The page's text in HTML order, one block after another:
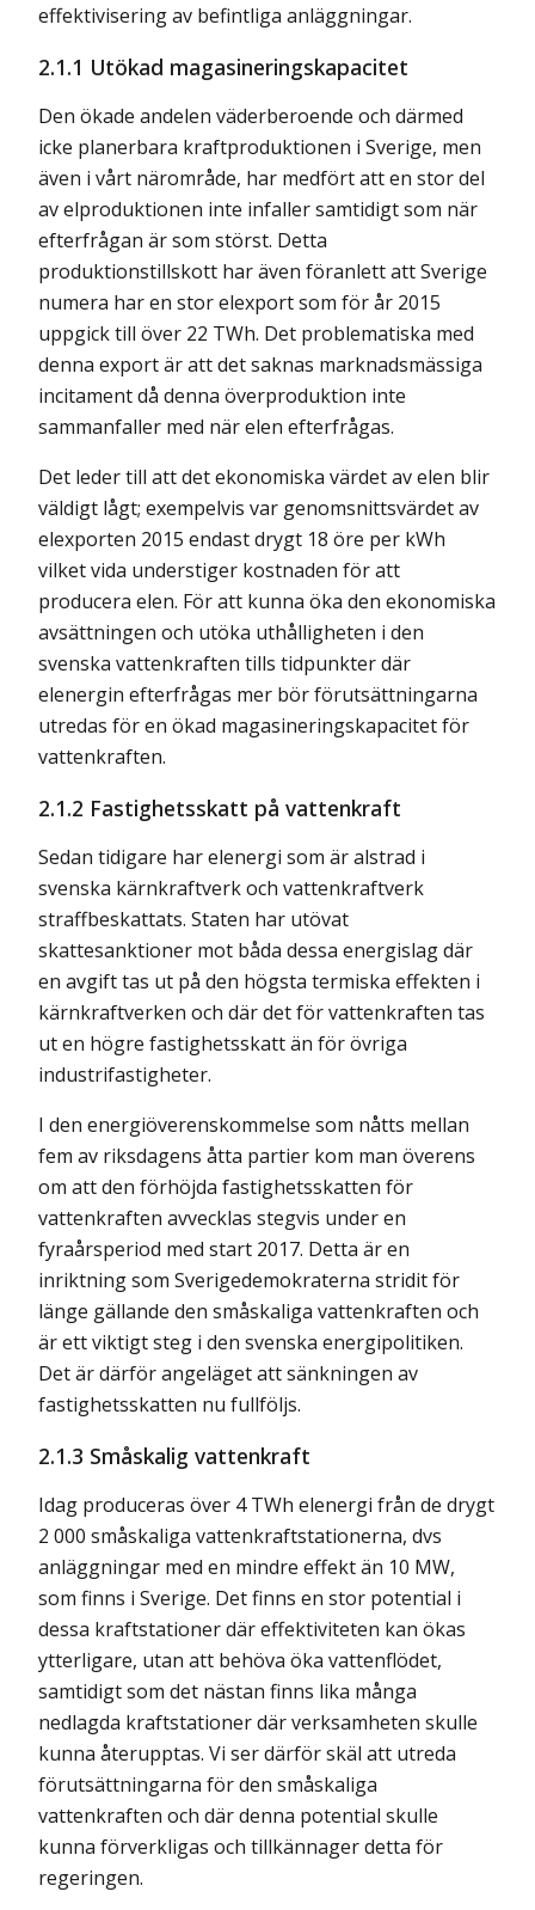
effektivisering av befintliga anläggningar.
2.1.1 Utökad magasineringskapacitet
Den ökade andelen väderberoende och därmed
icke planerbara kraftproduktionen i Sverige, men
även i vårt närområde, har medfört att en stor del
av elproduktionen inte infaller samtidigt som när
efterfrågan är som störst. Detta
produktionstillskott har även föranlett att Sverige
numera har en stor elexport som för år 2015
uppgick till över 22 TWh. Det problematiska med
denna export är att det saknas marknadsmässiga
incitament då denna överproduktion inte
sammanfaller med när elen efterfrågas.
Det leder till att det ekonomiska värdet av elen blir
väldigt lågt; exempelvis var genomsnittsvärdet av
elexporten 2015 endast drygt 18 öre per kWh
vilket vida understiger kostnaden för att
producera elen. För att kunna öka den ekonomiska
avsättningen och utöka uthålligheten i den
svenska vattenkraften tills tidpunkter där
elenergin efterfrågas mer bör förutsättningarna
utredas för en ökad magasineringskapacitet för
vattenkraften.
2.1.2 Fastighetsskatt på vattenkraft
Sedan tidigare har elenergi som är alstrad i
svenska kärnkraftverk och vattenkraftverk
straffbeskattats. Staten har utövat
skattesanktioner mot båda dessa energislag där
en avgift tas ut på den högsta termiska effekten i
kärnkraftverken och där det för vattenkraften tas
ut en högre fastighetsskatt än för övriga
industrifastigheter.
I den energiöverenskommelse som nåtts mellan
fem av riksdagens åtta partier kom man överens
om att den förhöjda fastighetsskatten för
vattenkraften avvecklas stegvis under en
fyraårsperiod med start 2017. Detta är en
inriktning som Sverigedemokraterna stridit för
länge gällande den småskaliga vattenkraften och
är ett viktigt steg i den svenska energipolitiken.
Det är därför angeläget att sänkningen av
fastighetsskatten nu fullföljs.
2.1.3 Småskalig vattenkraft
Idag produceras över 4 TWh elenergi från de drygt
2 000 småskaliga vattenkraftstationerna, dvs
anläggningar med en mindre effekt än 10 MW,
som finns i Sverige. Det finns en stor potential i
dessa kraftstationer där effektiviteten kan ökas
ytterligare, utan att behöva öka vattenflödet,
samtidigt som det nästan finns lika många
nedlagda kraftstationer där verksamheten skulle
kunna återupptas. Vi ser därför skäl att utreda
förutsättningarna för den småskaliga
vattenkraften och där denna potential skulle
kunna förverkligas och tillkännager detta för
regeringen.